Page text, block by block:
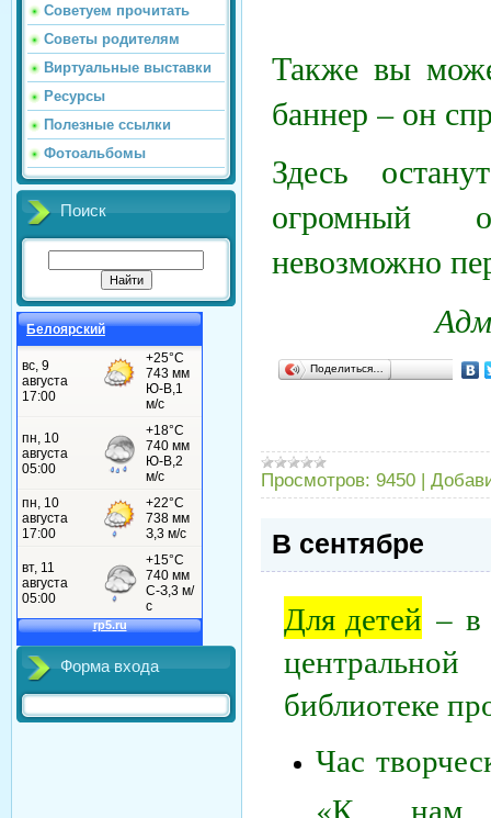
Советуем прочитать
Советы родителям
Виртуальные выставки
Ресурсы
Полезные ссылки
Фотоальбомы
Поиск
Белоярский
Форма входа
Также вы
баннер – он
Здесь
огромный
невозможно
Поделиться…
Просмотров: 9450 |
В сентябре
Для детей – в
библиотеке
Час
«К нам